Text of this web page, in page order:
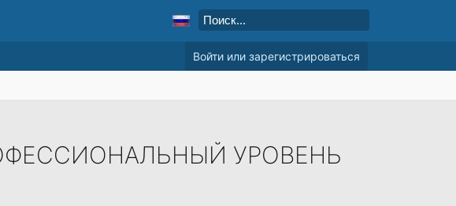
УРОВЕНЬ
Войти или зарегистрироваться